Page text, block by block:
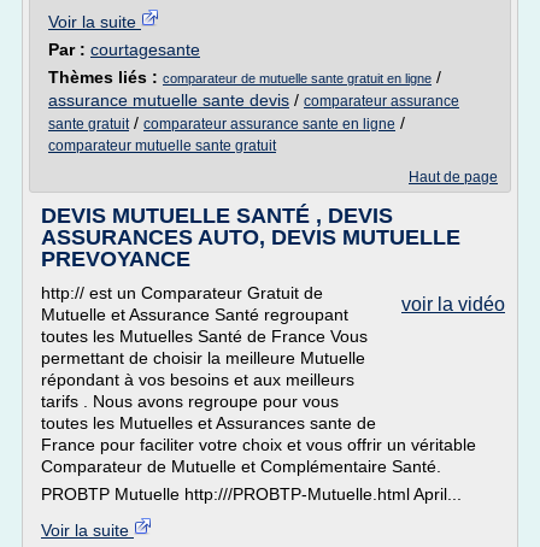
Voir la suite
Par : courtagesante
Thèmes liés : comparateur de mutuelle sante gratuit en ligne /
assurance mutuelle sante devis / comparateur assurance
sante gratuit/ comparateur assurance sante en ligne /
comparateur mutuelle sante gratuit
Haut de page
DEVIS MUTUELLE SANTÉ , DEVIS
ASSURANCES AUTO, DEVIS MUTUELLE
PREVOYANCE
voir la vidéo
http:// est un Comparateur Gratuit de
Mutuelle et Assurance Santé regroupant
toutes les Mutuelles Santé de France Vous
permettant de choisir la meilleure Mutuelle
répondant à vos besoins et aux meilleurs
tarifs . Nous avons regroupe pour vous
toutes les Mutuelles et Assurances sante de
France pour faciliter votre choix et vous offrir un véritable
Comparateur de Mutuelle et Complémentaire Santé.
PROBTP Mutuelle http:///PROBTP-Mutuelle.html April...
Voir la suite